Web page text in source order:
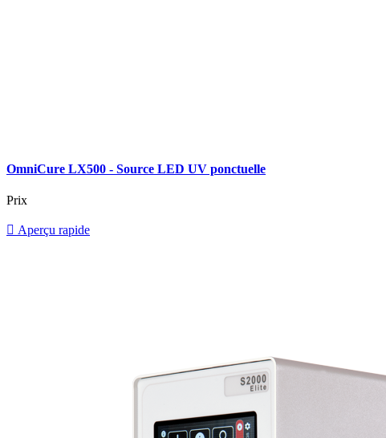
OmniCure LX500 - Source LED UV ponctuelle
Prix
 Aperçu rapide